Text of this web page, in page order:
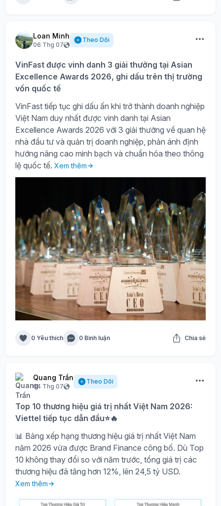
Loan Minh
06 Thg 07
Theo Dõi
VinFast được vinh danh 3 giải thưởng tại Asian
Excellence Awards 2026, ghi dấu trên thị trường
vốn quốc tế
VinFast tiếp tục ghi dấu ấn khi trở thành doanh nghiệp
Việt Nam duy nhất được vinh danh tại Asian
Excellence Awards 2026 với 3 giải thưởng về quan hệ
nhà đầu tư và quản trị doanh nghiệp, phản ánh định
hướng nâng cao minh bạch và chuẩn hóa theo thông
lệ quốc tế. Xem thêm
0 Yêu thích 0 Bình luận Chia sẻ
Quang Trần
04 Thg 07
Theo Dõi
Top 10 thương hiệu giá trị nhất Việt Nam 2026:
Viettel tiếp tục dẫn đầu⭐🔥
📊 Bảng xếp hạng thương hiệu giá trị nhất Việt Nam
năm 2026 vừa được Brand Finance công bố. Dù Top
10 không thay đổi so với năm trước, tổng giá trị các
thương hiệu đã tăng hơn 12%, lên 24,5 tỷ USD.
Xem thêm